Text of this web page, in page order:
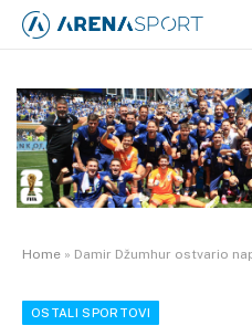
Home » Damir Džumhur ostvario napredak
OSTALI SPORTOVI